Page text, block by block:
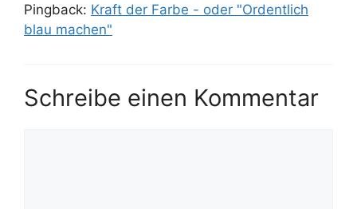
Pingback: Kraft der Farbe - oder "Ordentlich
blau machen"
Schreibe einen Kommentar